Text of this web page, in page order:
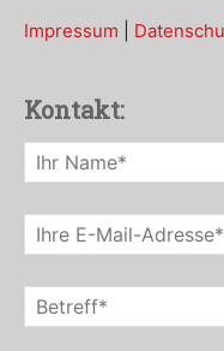
Impressum
Kontakt: